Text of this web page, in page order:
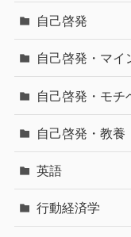
自己啓発
自己啓発・マイ
自己啓発・モチ
自己啓発・教養
英語
行動経済学